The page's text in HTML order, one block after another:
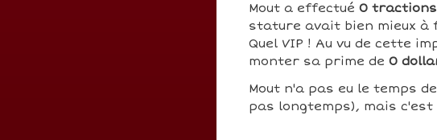
Mout a effectué 0 tractions
stature avait bien mieux à
Quel VIP ! Au vu de cette
monter sa prime de 0
Mout n'a pas eu le temps
pas longtemps), mais c'est